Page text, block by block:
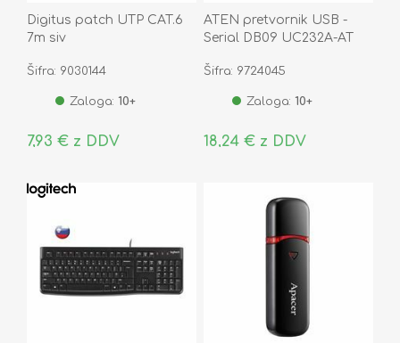
Digitus patch UTP CAT.6
7m siv
Šifra: 9030144
Zaloga: 10+
7,93 € z DDV
ATEN pretvornik USB -
Serial DB09 UC232A-AT
Šifra: 9724045
Zaloga: 10+
18,24 € z DDV